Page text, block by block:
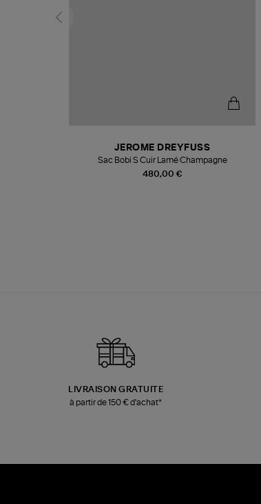
480,00 €
JEROME DREYFUSS
Sac Bobi S Cuir Lamé Champagne
LIVRAISON GRATUITE
à partir de 150 € d'achat*